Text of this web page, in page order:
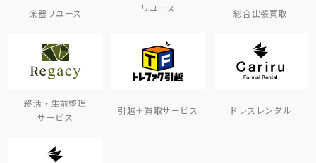
楽器リユース
リユース
総合出張買取
終活・生前整理
サービス
引越＋買取サービス ドレスレンタル